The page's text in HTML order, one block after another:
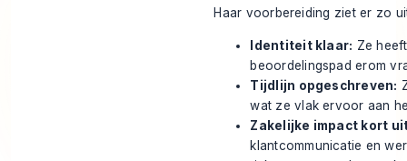
Haar voorbereiding ziet er zo
Identiteit klaar: Ze
beoordelingspad erom
Tijdlijn opgeschreven:
wat ze vlak ervoor aan
Zakelijke impact kort
klantcommunicatie en